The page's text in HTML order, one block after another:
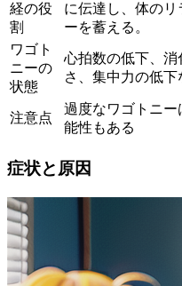
経の役
割
に伝達し、体の
ーを蓄える。
ワゴト
ニーの
状態
心拍数の低下、消
さ、集中力の低下
注意点
過度なワゴトニ
能性もある
症状と原因